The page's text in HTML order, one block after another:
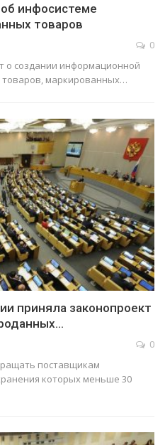
инфосистеме
товаров
0
о создании информационной
товаров, маркированных…
приняла законопроект
0
поставщикам
которых меньше 30